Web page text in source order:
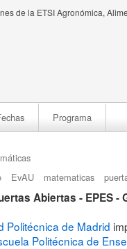
de la ETSI Agronómica,
Programa
EvAU matematicas
Abiertas - EPES -
Politécnica de Madrid
Politécnica de